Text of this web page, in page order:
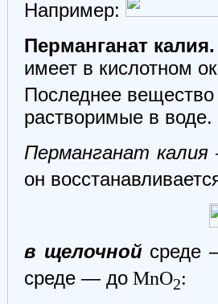
Например:
Перманганат калия.
имеет в кислотном
Последнее
растворимые в воде.
Перманганат
он
в щелочной среде
среде — до MnO2: